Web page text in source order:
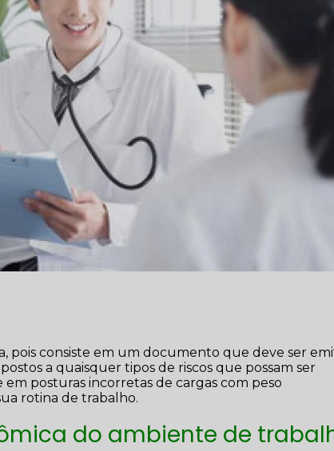
pois consiste em um documento que deve ser
a quaisquer tipos de riscos que possam ser
posturas incorretas de cargas com peso
rotina de trabalho.
do ambiente de